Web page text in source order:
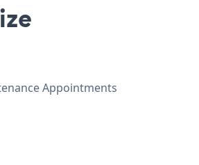
Appointments